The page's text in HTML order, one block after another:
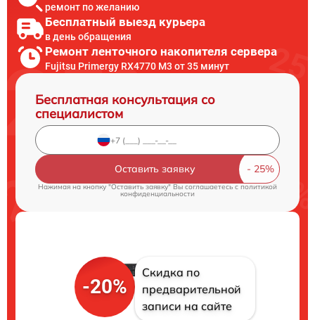
ремонт по желанию
Бесплатный выезд курьера
в день обращения
Ремонт ленточного накопителя сервера
Fujitsu Primergy RX4770 M3 от 35 минут
Бесплатная консультация со
специалистом
Оставить заявку
Нажимая на кнопку "Оставить заявку" Вы соглашаетесь cполитикой
конфиденциальности
-20%
Скидка по
предварительной
записи на сайте